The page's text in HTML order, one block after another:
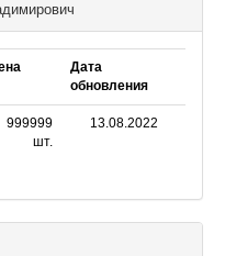
Дата
обновления
999999
шт.
13.08.2022